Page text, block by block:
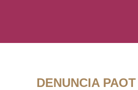
DENUNCIA PAOT